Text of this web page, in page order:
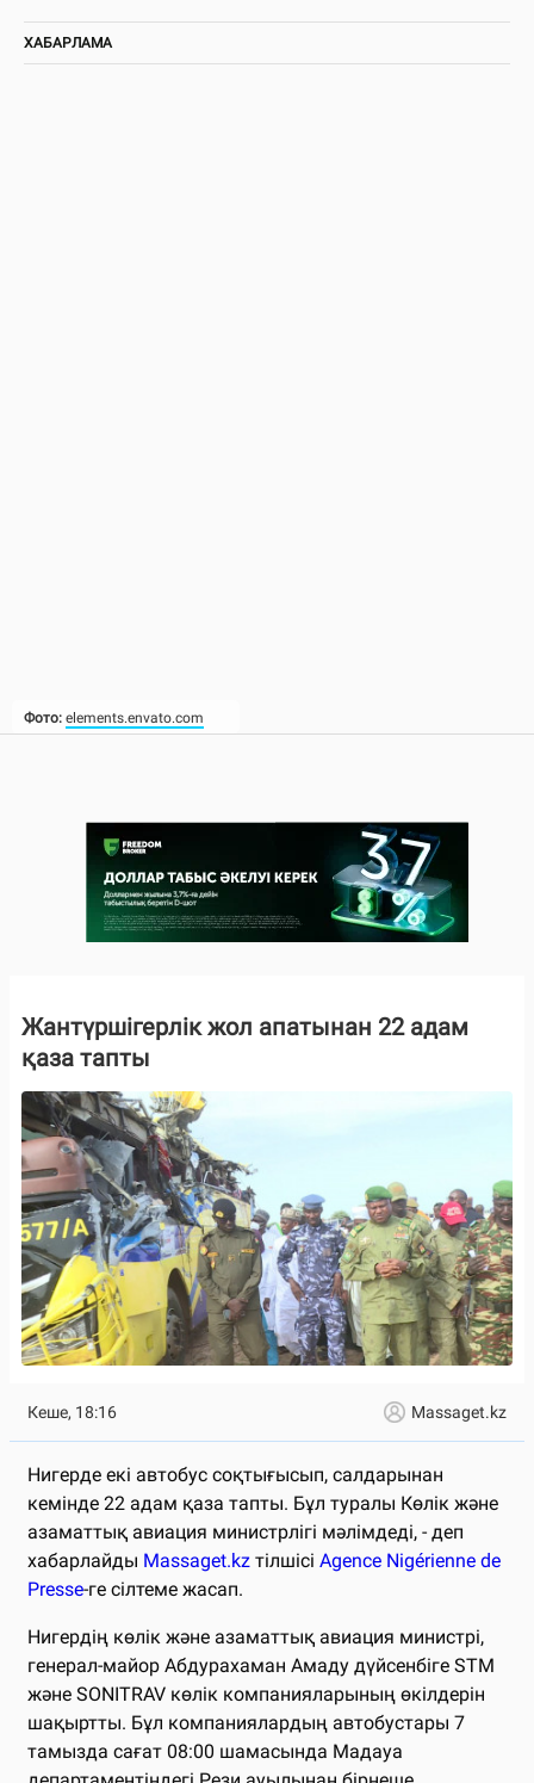
Фото: elements.envato.com
ХАБАРЛАМА